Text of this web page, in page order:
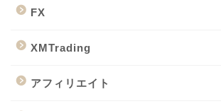
FX
XMTrading
アフィリエイト